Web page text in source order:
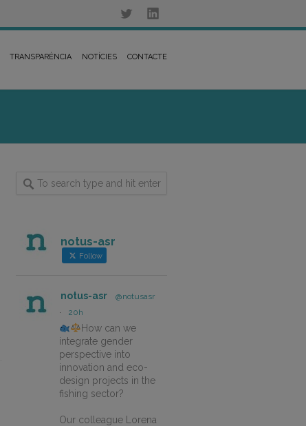
TRANSPARÈNCIA NOTÍCIES CONTACTE
notus-asr
Follow
notus-asr
@notusasr
·
20h
How can we
integrate gender
perspective into
innovation and eco-
design projects in the
fishing sector?
Our colleague Lorena